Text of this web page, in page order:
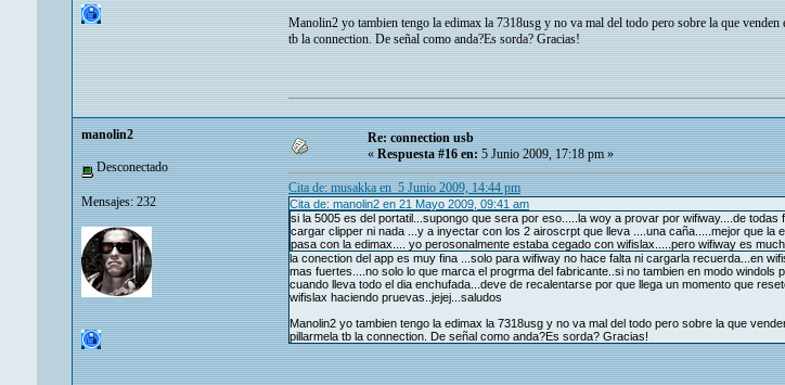
Manolin2 yo tambien tengo la edimax la 7318usg y no va mal del todo pero sobre la que
tb la connection. De señal como anda?Es sorda? Gracias!
manolin2
Desconectado
Mensajes: 232
Re: connection usb
«Respuesta #16 en:5 Junio 2009, 17:18 pm »
Cita de: musakka en 5 Junio 2009, 14:44 pm
Cita de: manolin2 en 21 Mayo 2009, 09:41 am
si la 5005 es del portatil...supongo que sera por eso.....la woy a provar por wifiway....de
cargar clipper ni nada ...y a inyectar con los 2 airoscrpt que lleva ....una caña.....mejor que
pasa con la edimax.... yo perosonalmente estaba cegado con wifislax.....pero wifiway es
la conection del app es muy fina ...solo para wifiway no hace falta ni cargarla recuerda...en
mas fuertes....no solo lo que marca el progrma del fabricante..si no tambien en modo
cuando lleva todo el dia enchufada...deve de recalentarse por que llega un momento que
wifislax haciendo pruevas..jejej...saludos
Manolin2 yo tambien tengo la edimax la 7318usg y no va mal del todo pero sobre la que
pillarmela tb la connection. De señal como anda?Es sorda? Gracias!